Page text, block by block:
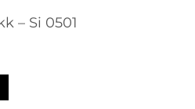
– Si 0501